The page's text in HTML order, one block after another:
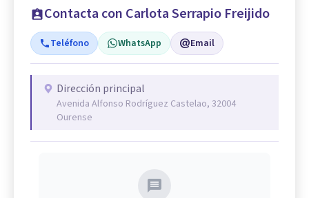
Contacta con Carlota Serrapio Freijido
Teléfono WhatsApp Email
Dirección principal
Avenida Alfonso Rodríguez Castelao, 32004
Ourense